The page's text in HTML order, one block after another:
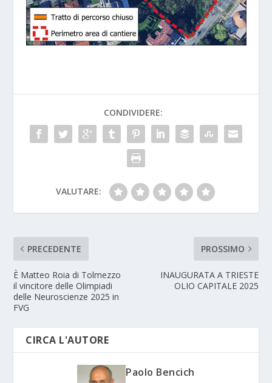
CONDIVIDERE:
VALUTARE:
PRECEDENTE
È Matteo Roia di Tolmezzo
il vincitore delle Olimpiadi
delle Neuroscienze 2025 in
FVG
PROSSIMO
INAUGURATA A TRIESTE
OLIO CAPITALE 2025
CIRCA L'AUTORE
Paolo Bencich